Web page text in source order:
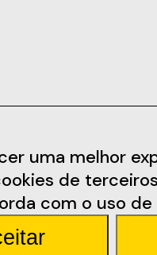
uma melhor
de
com o uso
Rua